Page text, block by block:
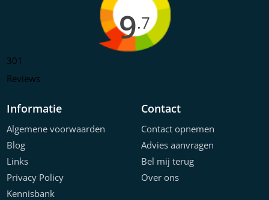
9.7
301
Reviews
Informatie
Algemene voorwaarden
Blog
Links
Privacy Policy
Kennisbank
Contact
Contact opnemen
Advies aanvragen
Bel mij terug
Over ons